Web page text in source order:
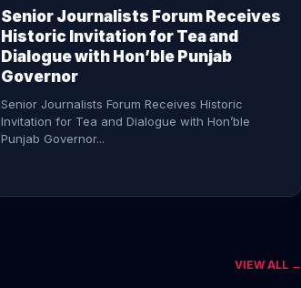
Senior Journalists Forum Receives
Historic Invitation for Tea and
Dialogue with Hon’ble Punjab
Governor
Senior Journalists Forum Receives Historic
Invitation for Tea and Dialogue with Hon’ble
Punjab Governor...
VIEW ALL →